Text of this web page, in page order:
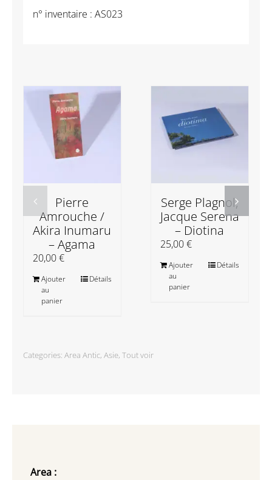
n° inventaire : AS023
Pierre
Amrouche /
Akira Inumaru
– Agama
20,00€
Ajouter
au
panier
Détails
Serge Plagnol,
Jacque Serena
– Diotina
25,00€
Ajouter
au
panier
Détails
Categories: Area Antic, Asie, Tout voir
Area :